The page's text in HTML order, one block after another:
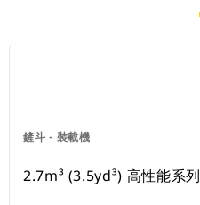
鏟斗 - 裝載機
2.7m³ (3.5yd³) 高性能系列